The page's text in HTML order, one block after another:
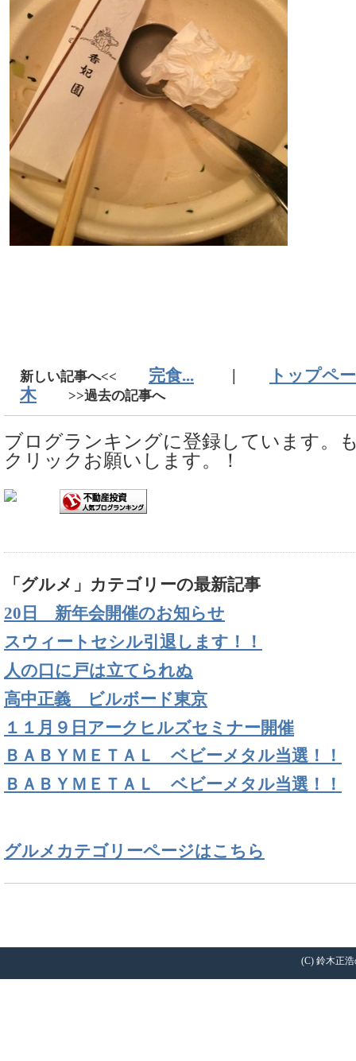
新しい記事へ<< 完食...
トップペ
木
>>過去の記事へ
ブログランキングに登録しています。
クリックお願いします。！
「グルメ」カテゴリーの最新記事
20日 新年会開催のお知らせ
スウィートセシル引退します！！
人の口に戸は立てられぬ
高中正義 ビルボード東京
１１月９日アークヒルズセミナー開催
ＢＡＢＹＭＥＴＡＬ ベビーメタル当選！！
ＢＡＢＹＭＥＴＡＬ ベビーメタル当選！！
グルメカテゴリーページはこちら
(C) 鈴木正